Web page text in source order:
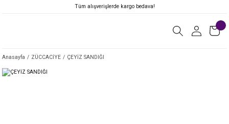
Tüm alışverişlerde kargo bedava!
Anasayfa ZÜCCACİYE ÇEYİZ SANDIĞI